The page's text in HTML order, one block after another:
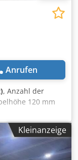
Anrufen
, Anzahl der
120 mm
3 kW
Breite/Höhe)
ca, 2500 kg
23
Kleinanzeige